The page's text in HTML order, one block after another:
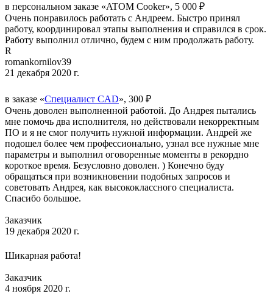
в персональном заказе «ATOM Cooker», 5 000 ₽
Очень понравилось работать с Андреем. Быстро принял
работу, координировал этапы выполнения и справился в срок.
Работу выполнил отлично, будем с ним продолжать работу.
R
romankornilov39
21 декабря 2020 г.
в заказе «Специалист CAD», 300 ₽
Очень доволен выполненной работой. До Андрея пытались
мне помочь два исполнителя, но действовали некорректным
ПО и я не смог получить нужной информации. Андрей же
подошел более чем профессионально, узнал все нужные мне
параметры и выполнил оговоренные моменты в рекордно
короткое время. Безусловно доволен. ) Конечно буду
обращаться при возникновении подобных запросов и
советовать Андрея, как высококлассного специалиста.
Спасибо большое.
Заказчик
19 декабря 2020 г.
Шикарная работа!
Заказчик
4 ноября 2020 г.